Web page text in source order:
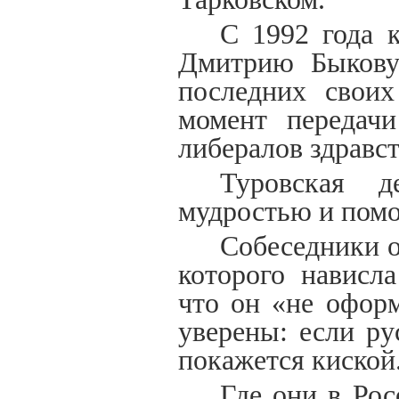
С 1992 года
Дмитрию
последних
момент
либералов
Туровская
мудростью и
Собеседники
которого
что он «не
уверены: если
покажется